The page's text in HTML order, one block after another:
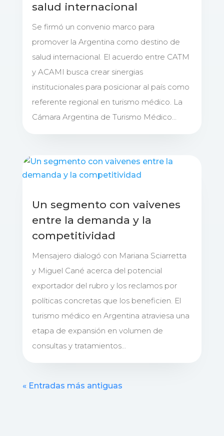
salud internacional
Se firmó un convenio marco para
promover la Argentina como destino de
salud internacional. El acuerdo entre CATM
y ACAMI busca crear sinergias
institucionales para posicionar al país como
referente regional en turismo médico. La
Cámara Argentina de Turismo Médico...
Un segmento con vaivenes
entre la demanda y la
competitividad
Mensajero dialogó con Mariana Sciarretta
y Miguel Cané acerca del potencial
exportador del rubro y los reclamos por
políticas concretas que los beneficien. El
turismo médico en Argentina atraviesa una
etapa de expansión en volumen de
consultas y tratamientos...
« Entradas más antiguas